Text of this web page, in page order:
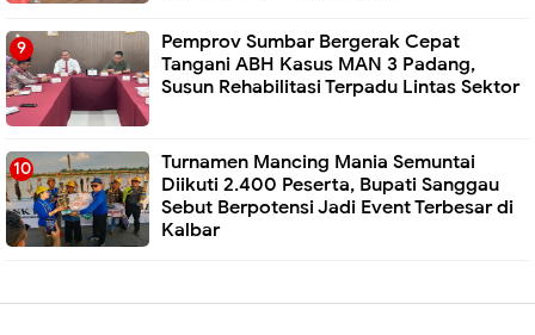
Pemprov Sumbar Bergerak Cepat
Tangani ABH Kasus MAN 3 Padang,
Susun Rehabilitasi Terpadu Lintas Sektor
Turnamen Mancing Mania Semuntai
Diikuti 2.400 Peserta, Bupati Sanggau
Sebut Berpotensi Jadi Event Terbesar di
Kalbar